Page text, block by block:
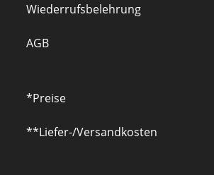
Wiederrufsbelehrung
AGB
*Preise
**Liefer-/Versandkosten